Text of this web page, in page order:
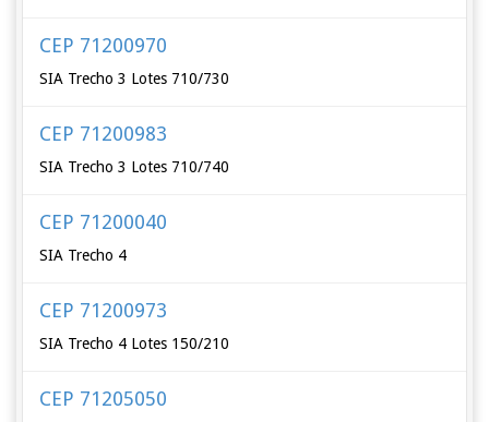
CEP 71200970
SIA Trecho 3 Lotes 710/730
CEP 71200983
SIA Trecho 3 Lotes 710/740
CEP 71200040
SIA Trecho 4
CEP 71200973
SIA Trecho 4 Lotes 150/210
CEP 71205050